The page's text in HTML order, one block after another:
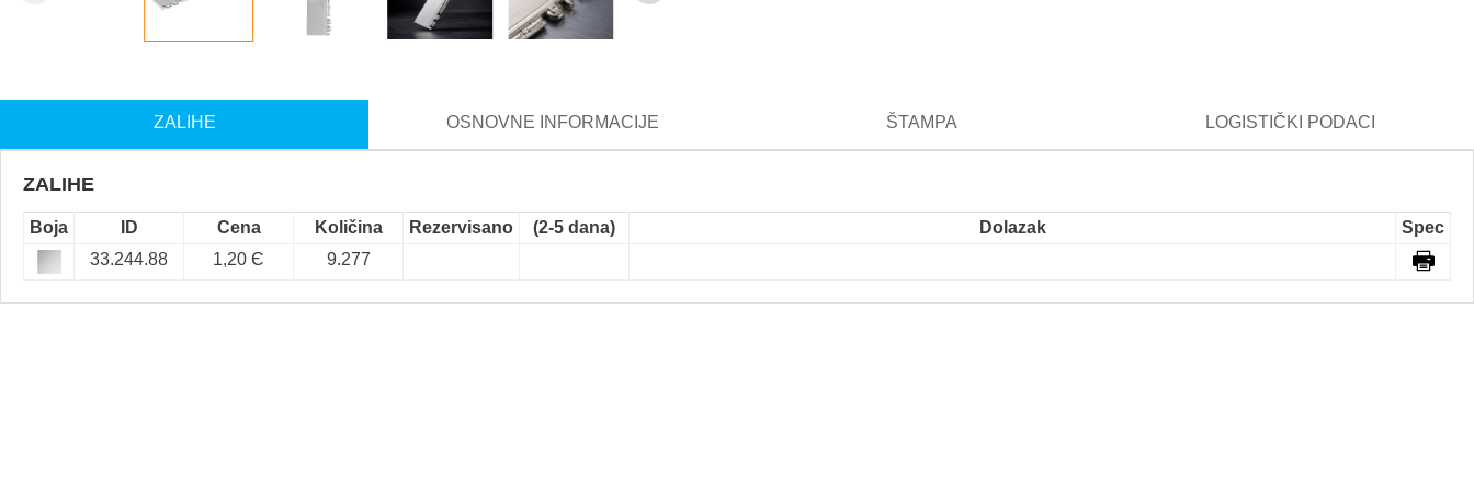
ZALIHE OSNOVNE INFORMACIJE ŠTAMPA LOGISTIČKI PODACI
ZALIHE
Boja ID Cena Količina Rezervisano (2-5 dana) Dolazak
Spec
33.244.88
1,20 Є 9.277